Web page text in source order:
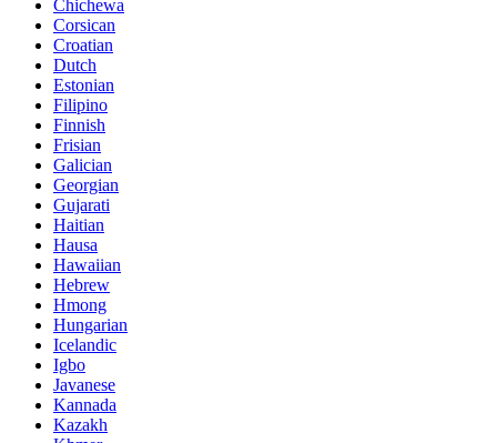
Chichewa
Corsican
Croatian
Dutch
Estonian
Filipino
Finnish
Frisian
Galician
Georgian
Gujarati
Haitian
Hausa
Hawaiian
Hebrew
Hmong
Hungarian
Icelandic
Igbo
Javanese
Kannada
Kazakh